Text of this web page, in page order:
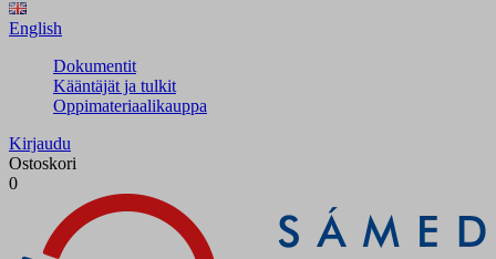
English
Dokumentit
Kääntäjät ja tulkit
Oppimateriaalikauppa
Kirjaudu
Ostoskori
0